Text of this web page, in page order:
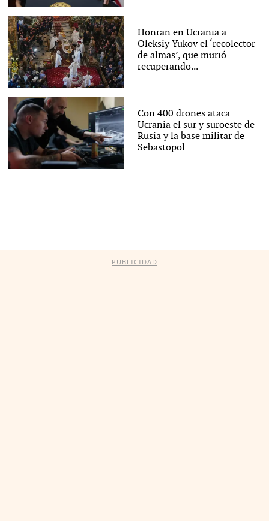
Honran en Ucrania a
Oleksiy Yukov el ‘recolector
de almas’, que murió
recuperando...
Con 400 drones ataca
Ucrania el sur y suroeste de
Rusia y la base militar de
Sebastopol
PUBLICIDAD